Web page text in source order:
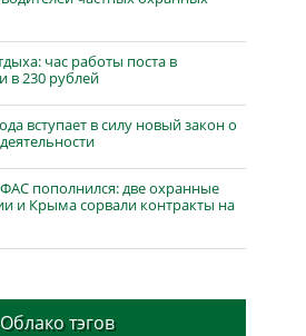
час работы поста в
в 230 рублей
вступает в силу новый закон о
пополнился: две охранные
и Крыма сорвали контракты на
Облако тэгов